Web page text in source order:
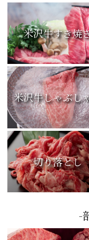
米沢牛すき焼
米沢牛しゃぶし
切り落とし
-